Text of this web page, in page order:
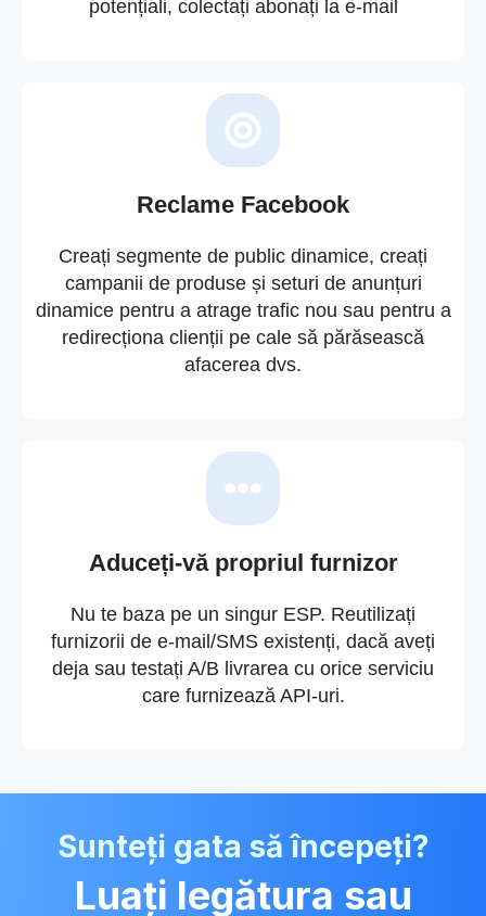
potențiali, colectați abonați la e-mail
Reclame Facebook
Creați segmente de public dinamice, creați
campanii de produse și seturi de anunțuri
dinamice pentru a atrage trafic nou sau pentru a
redirecționa clienții pe cale să părăsească
afacerea dvs.
Aduceți-vă propriul furnizor
Nu te baza pe un singur ESP. Reutilizați
furnizorii de e-mail/SMS existenți, dacă aveți
deja sau testați A/B livrarea cu orice serviciu
care furnizează API-uri.
Sunteți gata să începeți?
Luați legătura sau